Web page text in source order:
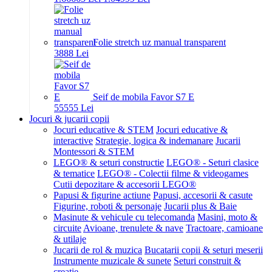
Folie stretch uz manual transparent
3888 Lei
Seif de mobila Favor S7 E
55555 Lei
Jocuri & jucarii copii
Jocuri educative & STEM Jocuri educative &
interactive Strategie, logica & indemanare Jucarii
Montessori & STEM
LEGO® & seturi constructie LEGO® - Seturi clasice
& tematice LEGO® - Colectii filme & videogames
Cutii depozitare & accesorii LEGO®
Papusi & figurine actiune Papusi, accesorii & casute
Figurine, roboti & personaje Jucarii plus & Baie
Masinute & vehicule cu telecomanda Masini, moto &
circuite Avioane, trenulete & nave Tractoare, camioane
& utilaje
Jucarii de rol & muzica Bucatarii copii & seturi meserii
Instrumente muzicale & sunete Seturi construit &